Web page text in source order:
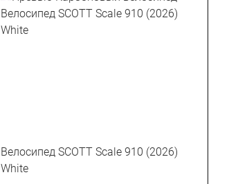
Велосипед SCOTT Scale 910 (2026)
White